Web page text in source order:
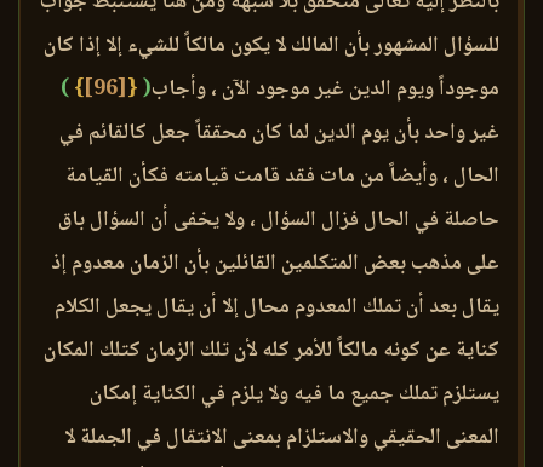
للسؤال المشهور بأن المالك لا يكون مالكاً للشيء إلا إذا كان
موجوداً ويوم الدين غير موجود الآن ، وأجاب(
{
[96]
}
)
غير واحد بأن يوم الدين لما كان محققاً جعل كالقائم في
الحال ، وأيضاً من مات فقد قامت قيامته فكأن القيامة
حاصلة في الحال فزال السؤال ، ولا يخفى أن السؤال باق
على مذهب بعض المتكلمين القائلين بأن الزمان معدوم إذ
يقال بعد أن تملك المعدوم محال إلا أن يقال يجعل الكلام
كناية عن كونه مالكاً للأمر كله لأن تلك الزمان كتلك المكان
يستلزم تملك جميع ما فيه ولا يلزم في الكناية إمكان
المعنى الحقيقي والاستلزام بمعنى الانتقال في الجملة لا